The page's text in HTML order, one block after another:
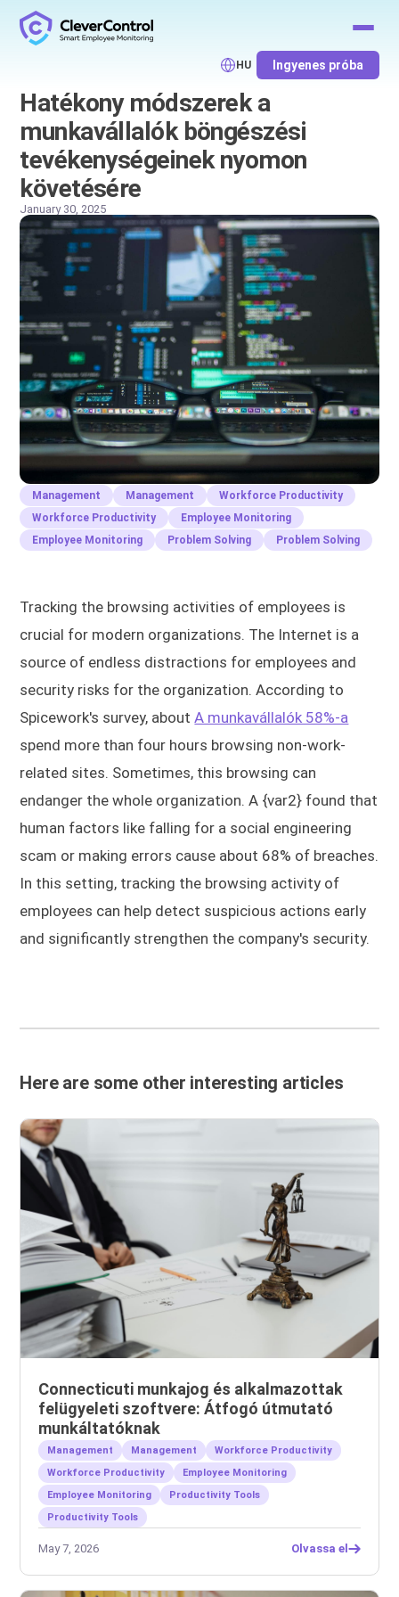
HU Ingyenes próba
Hatékony módszerek a
munkavállalók böngészési
tevékenységeinek nyomon
követésére
January 30, 2025
Management Management
Workforce Productivity
Workforce Productivity
Employee Monitoring
Employee Monitoring
Problem Solving Problem Solving
Tracking the browsing activities of employees is
crucial for modern organizations. The Internet is a
source of endless distractions for employees and
security risks for the organization. According to
Spicework's survey, aboutA munkavállalók 58%-a
spend more than four hours browsing non-work-
related sites. Sometimes, this browsing can
endanger the whole organization. A {var2} found that
human factors like falling for a social engineering
scam or making errors cause about 68% of breaches.
In this setting, tracking the browsing activity of
employees can help detect suspicious actions early
and significantly strengthen the company's security.
Here are some other interesting articles
Connecticuti munkajog és alkalmazottak
felügyeleti szoftvere: Átfogó útmutató
munkáltatóknak
Management Management
Workforce Productivity
Workforce Productivity
Employee Monitoring
Employee Monitoring
Productivity Tools
Productivity Tools
May 7, 2026 Olvassa el